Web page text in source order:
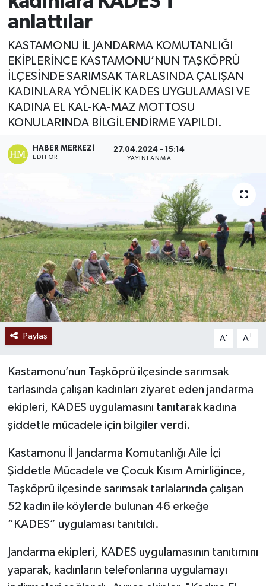
anlattılar
KASTAMONU İL JANDARMA KOMUTANLIĞI
EKİPLERİNCE KASTAMONU’NUN TAŞKÖPRÜ
İLÇESİNDE SARIMSAK TARLASINDA ÇALIŞAN
KADINLARA YÖNELİK KADES UYGULAMASI VE
KADINA EL KAL-KA-MAZ MOTTOSU
KONULARINDA BİLGİLENDİRME YAPILDI.
HABER MERKEZI
EDITÖR
27.04.2024 - 15:14
YAYINLANMA
Paylaş A- A+
Kastamonu’nun Taşköprü ilçesinde sarımsak
tarlasında çalışan kadınları ziyaret eden jandarma
ekipleri, KADES uygulamasını tanıtarak kadına
şiddetle mücadele için bilgiler verdi.
Kastamonu İl Jandarma Komutanlığı Aile İçi
Şiddetle Mücadele ve Çocuk Kısım Amirliğince,
Taşköprü ilçesinde sarımsak tarlalarında çalışan
52 kadın ile köylerde bulunan 46 erkeğe
“KADES” uygulaması tanıtıldı.
Jandarma ekipleri, KADES uygulamasının tanıtımını
yaparak, kadınların telefonlarına uygulamayı
Ekonomi
Sağlık
Tokat Haber